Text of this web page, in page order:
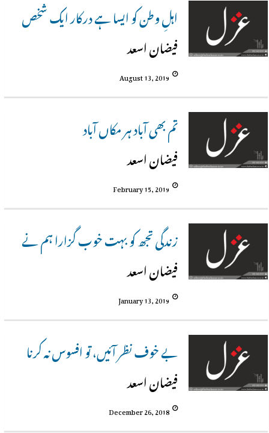
اہلِ وطن کو ایسا ہے درکار ایک شخص
فیضان اسعد
August 13, 2019
تم بھی آباد ہر مکاں آباد
فیضان اسعد
February 15, 2019
زندگی تجھ کو بہت خوب گزارا ہم نے
فیضان اسعد
January 13, 2019
بے خوف نظر آئیں، تو افسوس نہ کرنا
فیضان اسعد
December 26, 2018